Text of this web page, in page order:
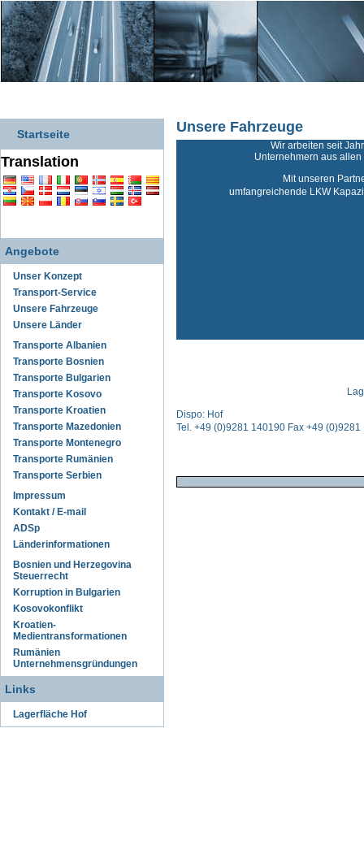
Startseite
Translation
Angebote
Unser Konzept
Transport-Service
Unsere Fahrzeuge
Unsere Länder
Transporte Albanien
Transporte Bosnien
Transporte Bulgarien
Transporte Kosovo
Transporte Kroatien
Transporte Mazedonien
Transporte Montenegro
Transporte Rumänien
Transporte Serbien
Impressum
Kontakt / E-mail
ADSp
Länderinformationen
Bosnien und Herzegovina
Steuerrecht
Korruption in Bulgarien
Kosovokonflikt
Kroatien-
Medientransformationen
Rumänien
Unternehmensgründungen
Links
Lagerfläche Hof
Unsere Fahrzeuge
Wir arbeiten seit
Unternehmern aus
Mit unseren
umfangreichende LKW
Dispo: Hof
Tel. +49 (0)9281 140190 Fax +49